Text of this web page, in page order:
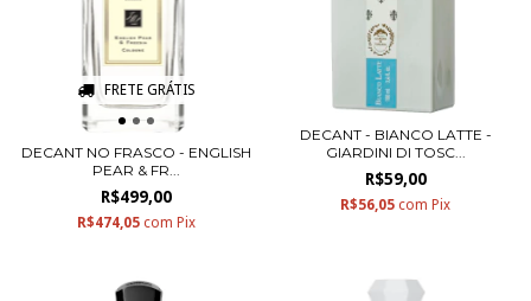
FRETE GRÁTIS
DECANT NO FRASCO - ENGLISH
PEAR & FR...
R$499,00
R$474,05 com Pix
DECANT - BIANCO LATTE -
GIARDINI DI TOSC...
R$59,00
R$56,05 com Pix